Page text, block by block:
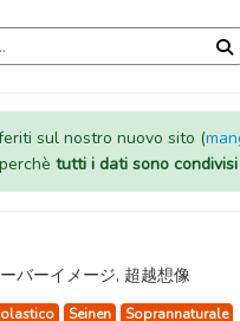
sul nostro nuovo sito (
tutti i dati sono condivisi
バーイメージ, 超越想像
Seinen Soprannaturale